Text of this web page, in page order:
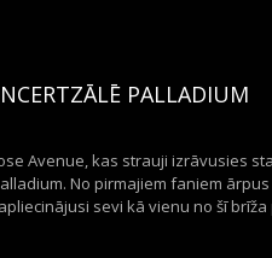
PALLADIUM
Avenue, kas strauji izrāvusies
No pirmajiem faniem
sevi kā vienu no šī